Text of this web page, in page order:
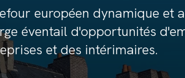
européen dynamique et
éventail d'opportunités
et des intérimaires.